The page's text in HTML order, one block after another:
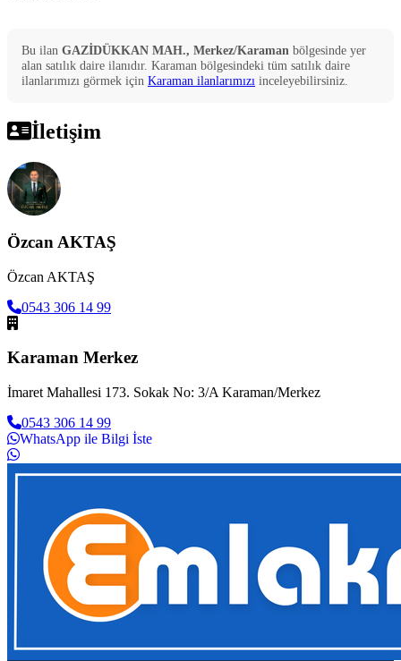
Bu ilan GAZİDÜKKAN MAH., Merkez/Karaman bölgesinde yer
alan satılık daire ilanıdır. Karaman bölgesindeki tüm satılık daire
ilanlarımızı görmek için Karaman ilanlarımızı inceleyebilirsiniz.
İletişim
Özcan AKTAŞ
Özcan AKTAŞ
0543 306 14 99
Karaman Merkez
İmaret Mahallesi 173. Sokak No: 3/A Karaman/Merkez
0543 306 14 99
WhatsApp ile Bilgi İste